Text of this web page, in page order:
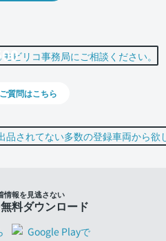
質問はこちら
情報を見逃さない
料ダウンロード